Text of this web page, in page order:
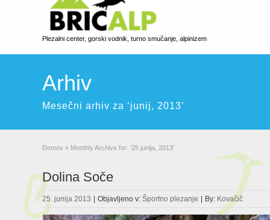
Plezalni center, gorski vodnik, turno smučanje, alpinizem
Arhiv
Mesečni arhiv za ‘junij, 2013’
Domov » Monthly Archive for: '25 junija, 2013'
Dolina Soče
25. junija 2013 Objavljeno v: Športno plezanje By: Kovačič